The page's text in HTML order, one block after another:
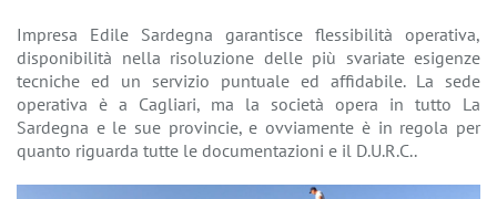
Impresa Edile Sardegna garantisce flessibilità operativa,
disponibilità nella risoluzione delle più svariate esigenze
tecniche ed un servizio puntuale ed affidabile. La sede
operativa è a Cagliari, ma la società opera in tutto La
Sardegna e le sue provincie, e ovviamente è in regola per
quanto riguarda tutte le documentazioni e il D.U.R.C..